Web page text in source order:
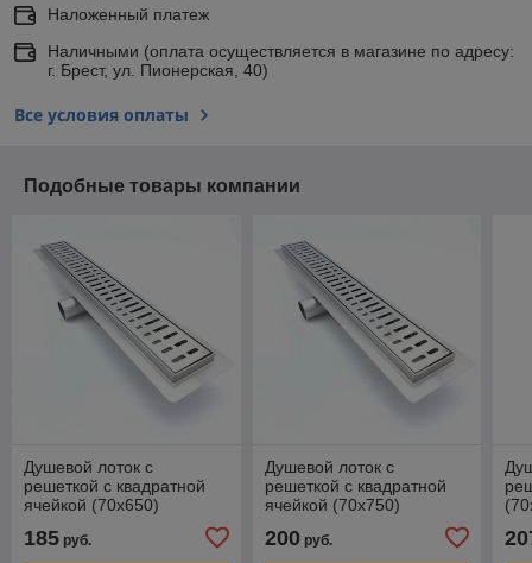
Наложенный платеж
Наличными (оплата осуществляется в магазине по адресу:
г. Брест, ул. Пионерская, 40)
Все условия оплаты
Подобные товары компании
Душевой лоток с
решеткой с квадратной
ячейкой (70х650)
185 руб.
Душевой лоток с
решеткой с квадратной
ячейкой (70х750)
200руб.